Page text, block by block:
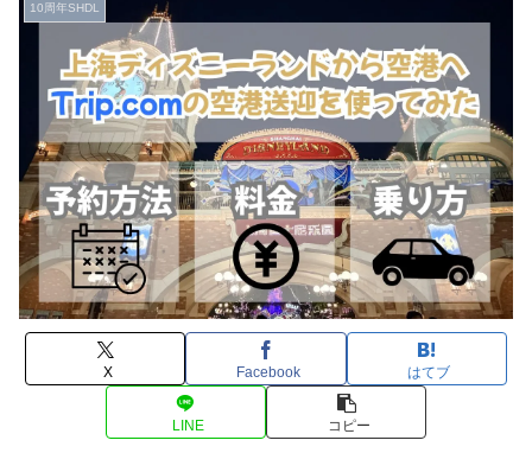
10周年SHDL
X Facebook はてブ
LINE コピー